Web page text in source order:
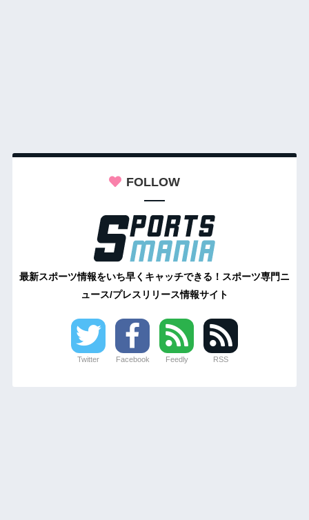
FOLLOW
最新スポーツ情報をいち早くキャッチできる！スポーツ専門ニ
ュース/プレスリリース情報サイト
Twitter Facebook Feedly RSS